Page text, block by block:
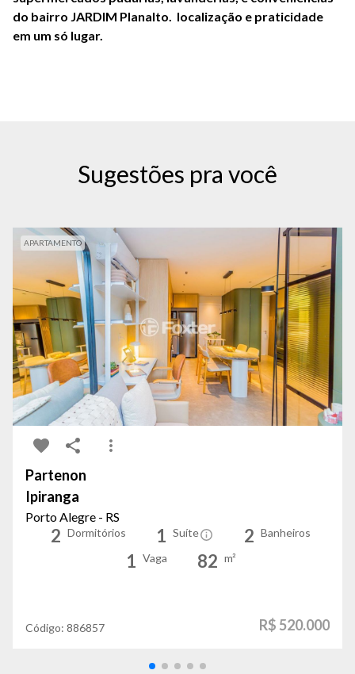
do bairro JARDIM Planalto. localização e praticidade
em um só lugar.
Sugestões pra você
APARTAMENTO
Partenon
Ipiranga
Porto Alegre - RS
2 Dormitórios 1 Suíte 2 Banheiros
1 Vaga 82 m²
Código: 886857 R$ 520.000